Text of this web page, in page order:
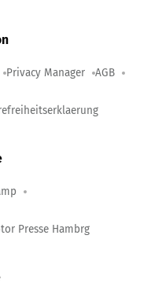
Privacy Manager AGB
Presse Hambrg